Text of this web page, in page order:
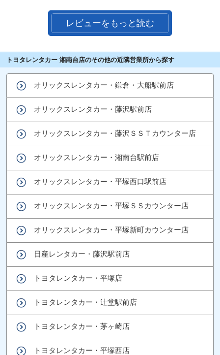
レビューをもっと読む
トヨタレンタカー 湘南台店のその他の近隣営業所から探す
オリックスレンタカー・鎌倉・大船駅前店
オリックスレンタカー・藤沢駅前店
オリックスレンタカー・藤沢ＳＳＴカウンター店
オリックスレンタカー・湘南台駅前店
オリックスレンタカー・平塚西口駅前店
オリックスレンタカー・平塚ＳＳカウンター店
オリックスレンタカー・平塚新町カウンター店
日産レンタカー・藤沢駅前店
トヨタレンタカー・平塚店
トヨタレンタカー・辻堂駅前店
トヨタレンタカー・茅ヶ崎店
トヨタレンタカー・平塚西店